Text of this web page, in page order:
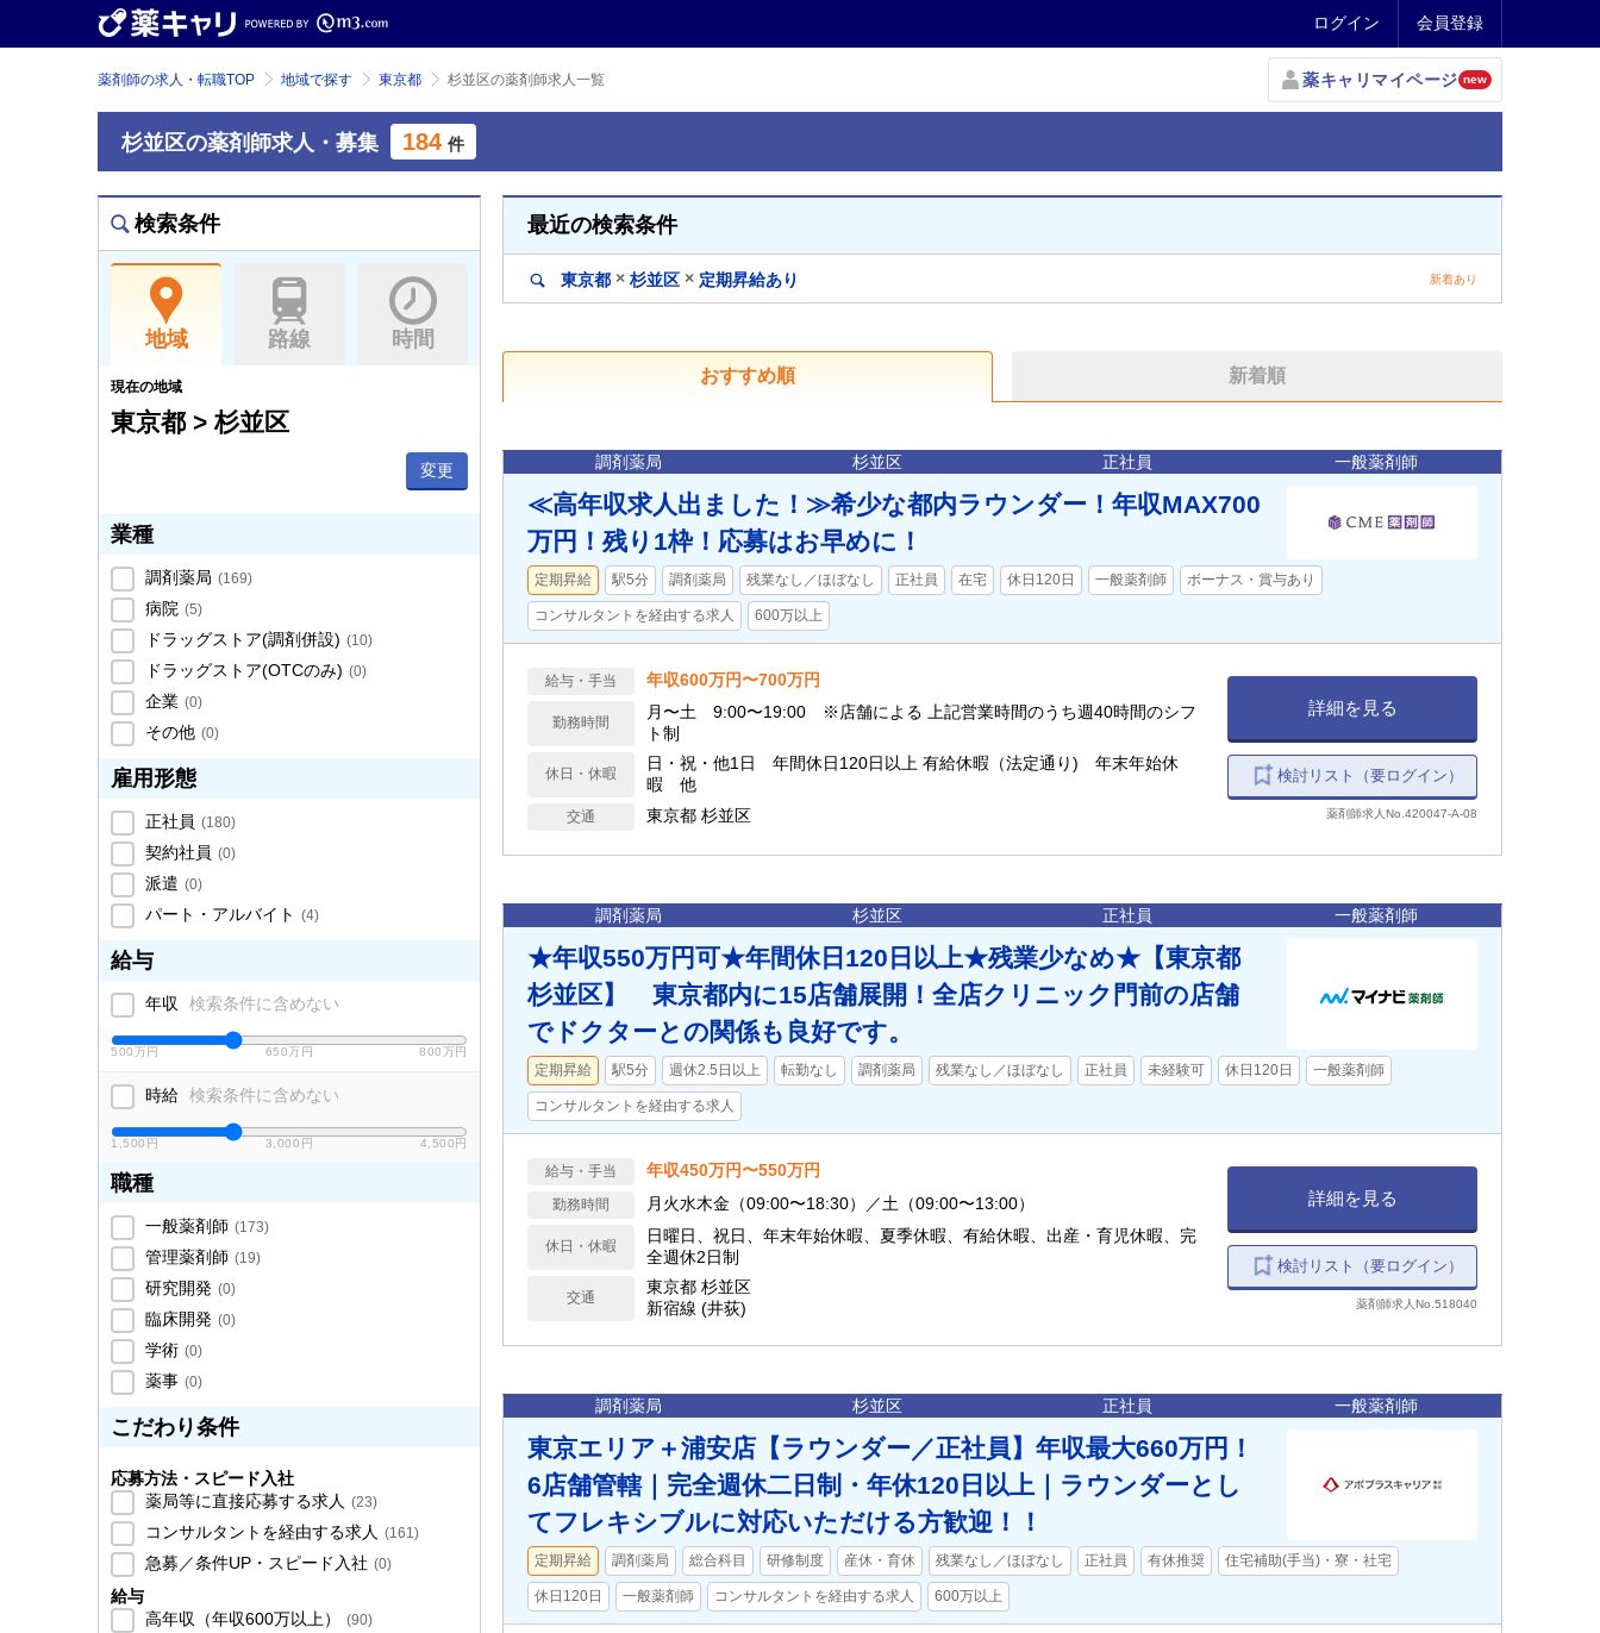
ログイン 会員登録
薬剤師の求人・転職TOP 地域で探す 東京都 杉並区の薬剤師求人一覧 薬キャリマイページ new
杉並区の薬剤師求人・募集 184 件
検索条件
地域 路線 時間
現在の地域
東京都 > 杉並区
変更
業種
調剤薬局 (169)
病院 (5)
ドラッグストア(調剤併設) (10)
ドラッグストア(OTCのみ) (0)
企業 (0)
その他 (0)
雇用形態
正社員 (180)
契約社員 (0)
派遣 (0)
パート・アルバイト (4)
給与
年収 検索条件に含めない
500万円 650万円 800万円
時給 検索条件に含めない
1,500円 3,000円 4,500円
職種
一般薬剤師 (173)
管理薬剤師 (19)
研究開発 (0)
臨床開発 (0)
学術 (0)
薬事 (0)
こだわり条件
応募方法・スピード入社
薬局等に直接応募する求人 (23)
コンサルタントを経由する求人 (161)
急募／条件UP・スピード入社 (0)
給与
高年収（年収600万以上）
(90)
最近の検索条件
東京都 × 杉並区 × 定期昇給あり 新着あり
おすすめ順 新着順
調剤薬局 杉並区 正社員 一般薬剤師
≪高年収求人出ました！≫希少な都内ラウンダー！年収MAX700
万円！残り1枠！応募はお早めに！
定期昇給 駅5分 調剤薬局 残業なし／ほぼなし 正社員 在宅 休日120日 一般薬剤師 ボーナス・賞与あり
コンサルタントを経由する求人 600万以上
給与・手当 年収600万円〜700万円
勤務時間
月〜土 9:00〜19:00 ※店舗による 上記営業時間のうち週40時間のシフ
ト制
休日・休暇
日・祝・他1日 年間休日120日以上 有給休暇（法定通り) 年末年始休
暇 他
交通 東京都 杉並区
詳細を見る
検討リスト（要ログイン）
薬剤師求人No.420047-A-08
調剤薬局 杉並区 正社員 一般薬剤師
★年収550万円可★年間休日120日以上★残業少なめ★【東京都
杉並区】 東京都内に15店舗展開！全店クリニック門前の店舗
でドクターとの関係も良好です。
定期昇給 駅5分 週休2.5日以上 転勤なし 調剤薬局 残業なし／ほぼなし 正社員 未経験可 休日120日 一般薬剤師
コンサルタントを経由する求人
給与・手当 年収450万円〜550万円
勤務時間 月火水木金（09:00〜18:30）／土（09:00〜13:00）
休日・休暇
日曜日、祝日、年末年始休暇、夏季休暇、有給休暇、出産・育児休暇、完
全週休2日制
交通
東京都 杉並区
新宿線 (井荻)
詳細を見る
検討リスト（要ログイン）
薬剤師求人No.518040
調剤薬局 杉並区 正社員 一般薬剤師
東京エリア＋浦安店【ラウンダー／正社員】年収最大660万円！
6店舗管轄｜完全週休二日制・年休120日以上｜ラウンダーとし
てフレキシブルに対応いただける方歓迎！！
定期昇給 調剤薬局 総合科目 研修制度 産休・育休 残業なし／ほぼなし 正社員 有休推奨 住宅補助(手当)・寮・社宅
休日120日 一般薬剤師 コンサルタントを経由する求人 600万以上